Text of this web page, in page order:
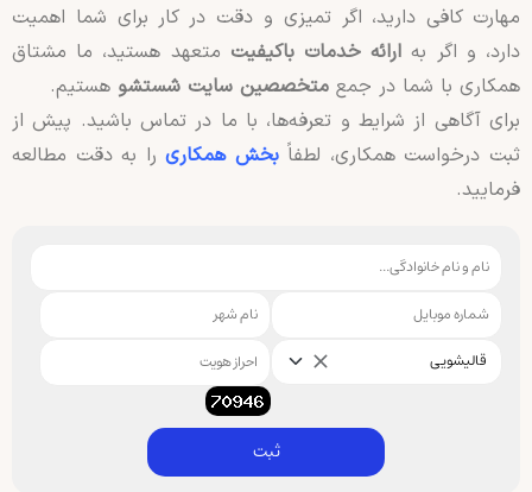
مهارت کافی دارید، اگر تمیزی و دقت در کار برای شما اهمیت
دارد، و اگر به ارائه خدمات باکیفیتمتعهد هستید، ما مشتاق
همکاری با شما در جمع متخصصین سایت شستشوهستیم.
برای آگاهی از شرایط و تعرفه‌ها، با ما در تماس باشید. پیش از
ثبت درخواست همکاری، لطفاً بخش همکاریرا به دقت مطالعه
فرمایید.
قالیشویی
ثبت